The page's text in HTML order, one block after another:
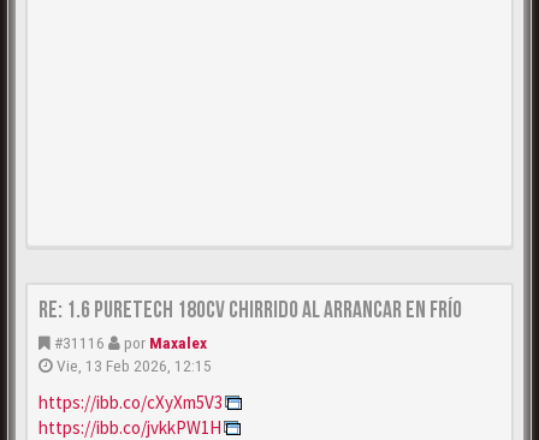
Re: 1.6 puretech 180cv chirrido al arrancar en frío
#31116 por Maxalex
Vie, 13 Feb 2026, 12:15
https://ibb.co/cXyXm5V3
https://ibb.co/jvkkPW1H